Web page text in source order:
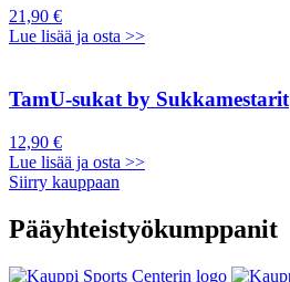
21,90 €
Lue lisää ja osta >>
TamU-sukat by Sukkamestarit
12,90 €
Lue lisää ja osta >>
Siirry kauppaan
Pääyhteistyökumppanit